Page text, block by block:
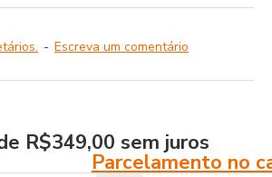
- Escreva um comentário
R$349,00 sem juros
Parcelamento no